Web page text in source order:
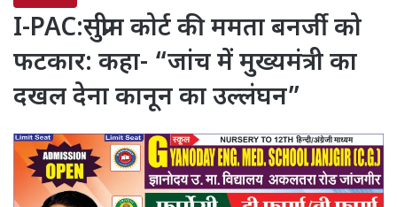
I-PAC:सुप्रीम कोर्ट की ममता बनर्जी को
फटकार: कहा- “जांच में मुख्यमंत्री का
दखल देना कानून का उल्लंघन”